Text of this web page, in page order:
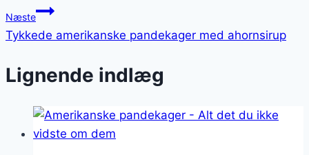
Næste
Tykkede amerikanske pandekager med ahornsirup
Lignende indlæg